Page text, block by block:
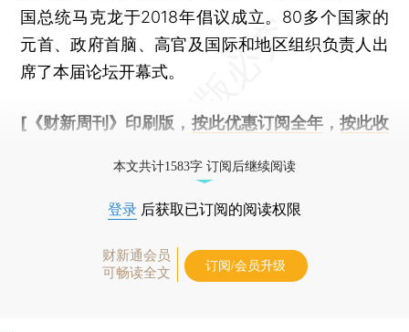
国总统马克龙于2018年倡议成立。80多个国家的
元首、政府首脑、高官及国际和地区组织负责人出
席了本届论坛开幕式。
[《财新周刊》印刷版， 按此优惠订阅全年， 按此收
本文共计1583字 订阅后继续阅读
登录 后获取已订阅的阅读权限
财新通会员
可畅读全文
订阅/会员升级